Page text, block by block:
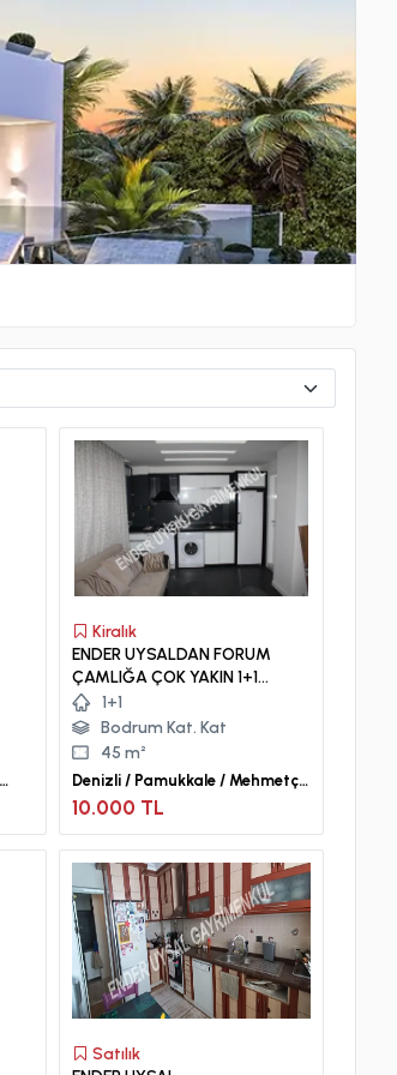
Kiralık
ENDER UYSALDAN FORUM
ÇAMLIĞA ÇOK YAKIN 1+1
KİRALIK APART
1+1
Bodrum Kat. Kat
45 m²
Denizli / Pamukkale / Mehmetçik
Mah.
10.000 TL
Satılık